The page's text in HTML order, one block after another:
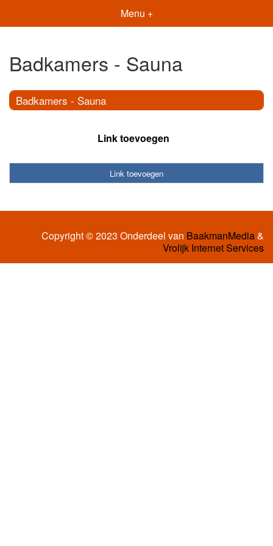
Menu +
Badkamers - Sauna
Badkamers - Sauna
Link toevoegen
Link toevoegen
Copyright © 2023 Onderdeel van BaakmanMedia&
Vrolijk Internet Services